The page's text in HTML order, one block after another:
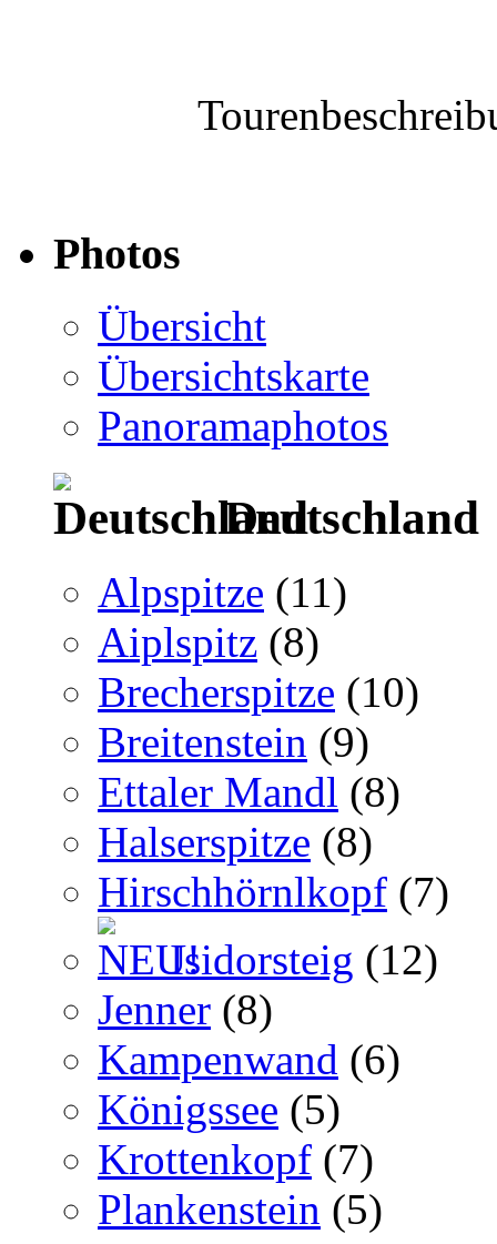
Photos
Übersicht
Übersichtskarte
Panoramaphotos
Deutschland
Alpspitze (11)
Aiplspitz (8)
Brecherspitze (10)
Breitenstein (9)
Ettaler Mandl (8)
Halserspitze (8)
Hirschhörnlkopf (7)
Isidorsteig (12)
Jenner (8)
Kampenwand (6)
Königssee (5)
Krottenkopf (7)
Plankenstein (5)